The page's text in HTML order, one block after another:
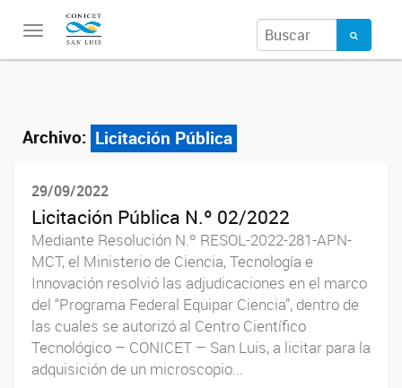
Toggle
Archivo: Licitación Pública
29/09/2022
Licitación Pública N.º 02/2022
Mediante Resolución N.º RESOL-2022-281-APN-
MCT, el Ministerio de Ciencia, Tecnología e
Innovación resolvió las adjudicaciones en el marco
del “Programa Federal Equipar Ciencia”, dentro de
las cuales se autorizó al Centro Científico
Tecnológico – CONICET – San Luis, a licitar para la
adquisición de un microscopio...